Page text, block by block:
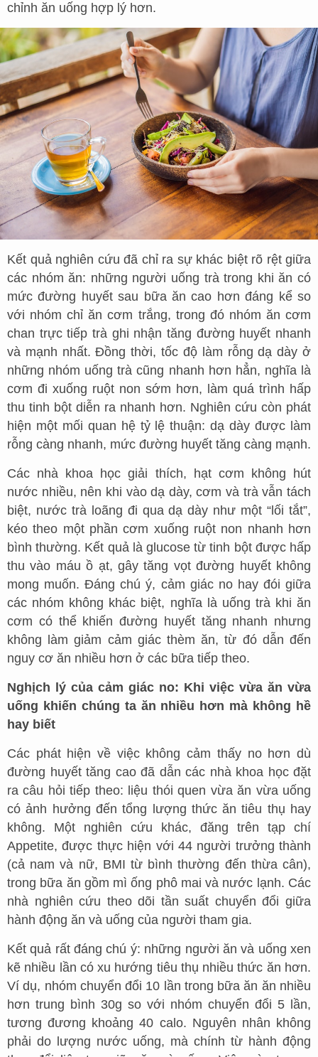
chỉnh ăn uống hợp lý hơn.
Kết quả nghiên cứu đã chỉ ra sự khác biệt rõ rệt giữa
các nhóm ăn: những người uống trà trong khi ăn có
mức đường huyết sau bữa ăn cao hơn đáng kể so
với nhóm chỉ ăn cơm trắng, trong đó nhóm ăn cơm
chan trực tiếp trà ghi nhận tăng đường huyết nhanh
và mạnh nhất. Đồng thời, tốc độ làm rỗng dạ dày ở
những nhóm uống trà cũng nhanh hơn hẳn, nghĩa là
cơm đi xuống ruột non sớm hơn, làm quá trình hấp
thu tinh bột diễn ra nhanh hơn. Nghiên cứu còn phát
hiện một mối quan hệ tỷ lệ thuận: dạ dày được làm
rỗng càng nhanh, mức đường huyết tăng càng mạnh.
Các nhà khoa học giải thích, hạt cơm không hút
nước nhiều, nên khi vào dạ dày, cơm và trà vẫn tách
biệt, nước trà loãng đi qua dạ dày như một “lối tắt”,
kéo theo một phần cơm xuống ruột non nhanh hơn
bình thường. Kết quả là glucose từ tinh bột được hấp
thu vào máu ồ ạt, gây tăng vọt đường huyết không
mong muốn. Đáng chú ý, cảm giác no hay đói giữa
các nhóm không khác biệt, nghĩa là uống trà khi ăn
cơm có thể khiến đường huyết tăng nhanh nhưng
không làm giảm cảm giác thèm ăn, từ đó dẫn đến
nguy cơ ăn nhiều hơn ở các bữa tiếp theo.
Nghịch lý của cảm giác no: Khi việc vừa ăn vừa
uống khiến chúng ta ăn nhiều hơn mà không hề
hay biết
Các phát hiện về việc không cảm thấy no hơn dù
đường huyết tăng cao đã dẫn các nhà khoa học đặt
ra câu hỏi tiếp theo: liệu thói quen vừa ăn vừa uống
có ảnh hưởng đến tổng lượng thức ăn tiêu thụ hay
không. Một nghiên cứu khác, đăng trên tạp chí
Appetite, được thực hiện với 44 người trưởng thành
(cả nam và nữ, BMI từ bình thường đến thừa cân),
trong bữa ăn gồm mì ống phô mai và nước lạnh. Các
nhà nghiên cứu theo dõi tần suất chuyển đổi giữa
hành động ăn và uống của người tham gia.
Kết quả rất đáng chú ý: những người ăn và uống xen
kẽ nhiều lần có xu hướng tiêu thụ nhiều thức ăn hơn.
Ví dụ, nhóm chuyển đổi 10 lần trong bữa ăn ăn nhiều
hơn trung bình 30g so với nhóm chuyển đổi 5 lần,
tương đương khoảng 40 calo. Nguyên nhân không
phải do lượng nước uống, mà chính từ hành động